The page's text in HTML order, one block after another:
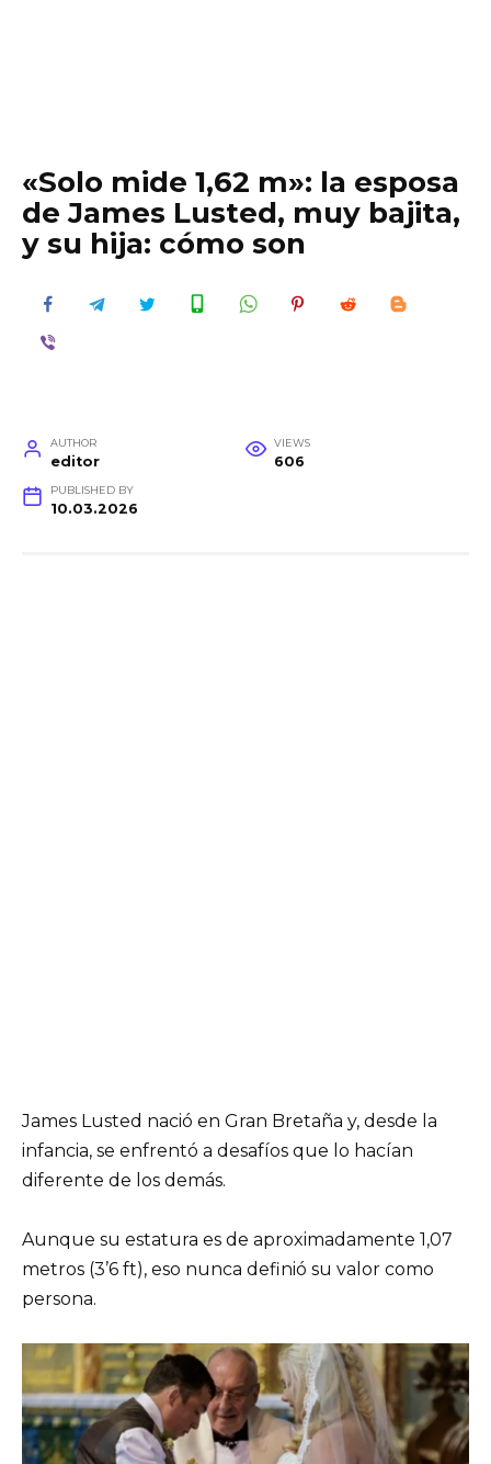
«Solo mide 1,62 m»: la esposa
de James Lusted, muy bajita,
y su hija: cómo son
AUTHOR
editor
VIEWS
606
PUBLISHED BY
10.03.2026
James Lusted nació en Gran Bretaña y, desde la
infancia, se enfrentó a desafíos que lo hacían
diferente de los demás.
Aunque su estatura es de aproximadamente 1,07
metros (3’6 ft), eso nunca definió su valor como
persona.